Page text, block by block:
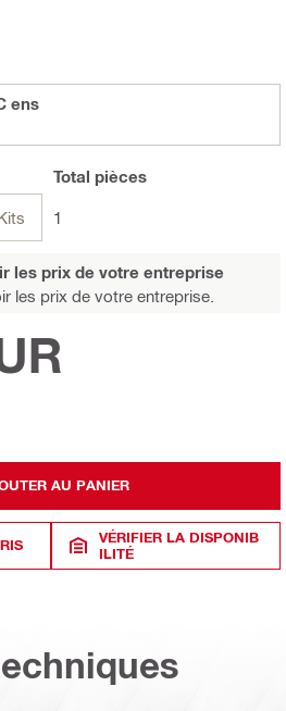
ens
Total pièces
1
les prix de votre entreprise
les prix de votre entreprise.
AU PANIER
VÉRIFIER LA DISPONIB
ILITÉ